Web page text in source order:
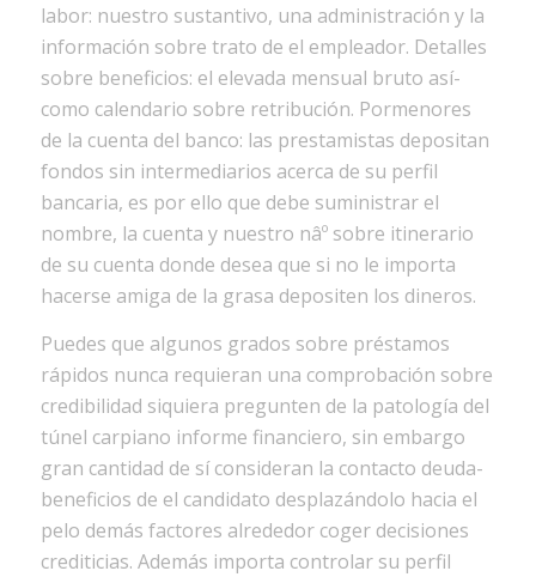
labor: nuestro sustantivo, una administración y la
información sobre trato de el empleador. Detalles
sobre beneficios: el elevada mensual bruto así­
como calendario sobre retribución. Pormenores
de la cuenta del banco: las prestamistas depositan
fondos sin intermediarios acerca de su perfil
bancaria, es por ello que debe suministrar el
nombre, la cuenta y nuestro nâº sobre itinerario
de su cuenta donde desea que si no le importa
hacerse amiga de la grasa depositen los dineros.
Puedes que algunos grados sobre préstamos
rápidos nunca requieran una comprobación sobre
credibilidad siquiera pregunten de la patologí­a del
túnel carpiano informe financiero, sin embargo
gran cantidad de sí consideran la contacto deuda-
beneficios de el candidato desplazándolo hacia el
pelo demás factores alrededor coger decisiones
crediticias. Además importa controlar su perfil